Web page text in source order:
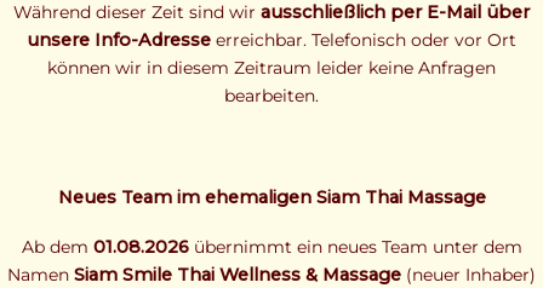
Während dieser Zeit sind wir ausschließlich per E-Mail über
unsere Info-Adresse erreichbar. Telefonisch oder vor Ort
können wir in diesem Zeitraum leider keine Anfragen
bearbeiten.
Neues Team im ehemaligen Siam Thai Massage
Ab dem 01.08.2026übernimmt ein neues Team unter dem
Namen Siam Smile Thai Wellness & Massage (neuer Inhaber)